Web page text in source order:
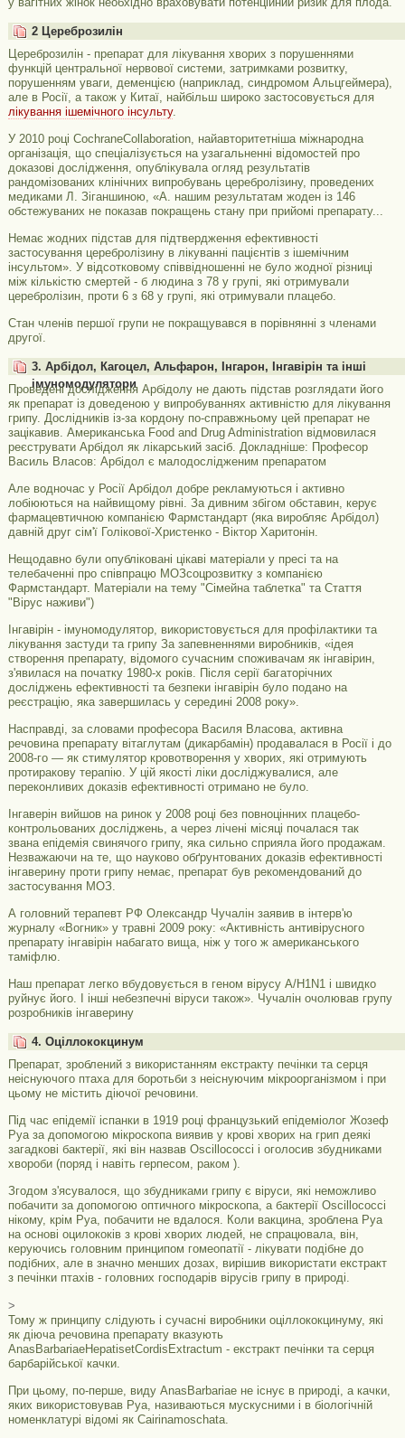
2 Цереброзилін
Цереброзилін - препарат для лікування хворих з порушеннями
функцій центральної нервової системи, затримками розвитку,
порушенням уваги, деменцією (наприклад, синдромом Альцгеймера),
але в Росії, а також у Китаї, найбільш широко застосовується для
лікування ішемічного інсульту.
У 2010 році CochraneCollaboration, найавторитетніша міжнародна
організація, що спеціалізується на узагальненні відомостей про
доказові дослідження, опублікувала огляд результатів
рандомізованих клінічних випробувань церебролізину, проведених
медиками Л. Зіганшиною, «А. нашим результатам жоден із 146
обстежуваних не показав покращень стану при прийомі препарату...
Немає жодних підстав для підтвердження ефективності
застосування церебролізину в лікуванні пацієнтів з ішемічним
інсультом». У відсотковому співвідношенні не було жодної різниці
між кількістю смертей - б людина з 78 у групі, які отримували
церебролізин, проти 6 з 68 у групі, які отримували плацебо.
Стан членів першої групи не покращувався в порівнянні з членами
другої.
3. Арбідол, Кагоцел, Альфарон, Інгарон, Інгавірін та інші
імуномодулятори
Проведені дослідження Арбідолу не дають підстав розглядати його
як препарат із доведеною у випробуваннях активністю для лікування
грипу. Дослідників із-за кордону по-справжньому цей препарат не
зацікавив. Американська Food and Drug Administration відмовилася
реєструвати Арбідол як лікарський засіб. Докладніше: Професор
Василь Власов: Арбідол є малодослідженим препаратом
Але водночас у Росії Арбідол добре рекламуються і активно
лобіюються на найвищому рівні. За дивним збігом обставин, керує
фармацевтичною компанією Фармстандарт (яка виробляє Арбідол)
давній друг сім'ї Голікової-Христенко - Віктор Харитонін.
Нещодавно були опубліковані цікаві матеріали у пресі та на
телебаченні про співпрацю МОЗсоцрозвитку з компанією
Фармстандарт. Матеріали на тему "Сімейна таблетка" та Стаття
"Вірус наживи")
Інгавірін - імуномодулятор, використовується для профілактики та
лікування застуди та грипу За запевненнями виробників, «ідея
створення препарату, відомого сучасним споживачам як інгавірин,
з'явилася на початку 1980-х років. Після серії багаторічних
досліджень ефективності та безпеки інгавірін було подано на
реєстрацію, яка завершилась у середині 2008 року».
Насправді, за словами професора Василя Власова, активна
речовина препарату вітаглутам (дикарбамін) продавалася в Росії і до
2008-го — як стимулятор кровотворення у хворих, які отримують
протиракову терапію. У цій якості ліки досліджувалися, але
переконливих доказів ефективності отримано не було.
Інгаверін вийшов на ринок у 2008 році без повноцінних плацебо-
контрольованих досліджень, а через лічені місяці почалася так
звана епідемія свинячого грипу, яка сильно сприяла його продажам.
Незважаючи на те, що науково обґрунтованих доказів ефективності
інгаверину проти грипу немає, препарат був рекомендований до
застосування МОЗ.
А головний терапевт РФ Олександр Чучалін заявив в інтерв'ю
журналу «Вогник» у травні 2009 року: «Активність антивірусного
препарату інгавірін набагато вища, ніж у того ж американського
таміфлю.
Наш препарат легко вбудовується в геном вірусу А/H1N1 і швидко
руйнує його. І інші небезпечні віруси також». Чучалін очолював групу
розробників інгаверину
4. Оціллококцинум
Препарат, зроблений з використанням екстракту печінки та серця
неіснуючого птаха для боротьби з неіснуючим мікроорганізмом і при
цьому не містить діючої речовини.
Під час епідемії іспанки в 1919 році французький епідеміолог Жозеф
Руа за допомогою мікроскопа виявив у крові хворих на грип деякі
загадкові бактерії, які він назвав Oscillococci і оголосив збудниками
хвороби (поряд і навіть герпесом, раком ).
Згодом з'ясувалося, що збудниками грипу є віруси, які неможливо
побачити за допомогою оптичного мікроскопа, а бактерії Oscillococci
нікому, крім Руа, побачити не вдалося. Коли вакцина, зроблена Руа
на основі оцилококів з крові хворих людей, не спрацювала, він,
керуючись головним принципом гомеопатії - лікувати подібне до
подібних, але в значно менших дозах, вирішив використати екстракт
з печінки птахів - головних господарів вірусів грипу в природі.
>
Тому ж принципу слідують і сучасні виробники оціллококцинуму, які
як діюча речовина препарату вказують
AnasBarbariaeHepatisetCordisExtractum - екстракт печінки та серця
барбарійської качки.
При цьому, по-перше, виду AnasBarbariae не існує в природі, а качки,
яких використовував Руа, називаються мускусними і в біологічній
номенклатурі відомі як Cairinamoschata.